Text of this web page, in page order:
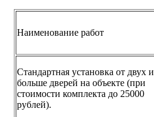
Наименование работ
Стандартная установка от двух и
больше дверей на объекте (при
стоимости комплекта до 25000
рублей).